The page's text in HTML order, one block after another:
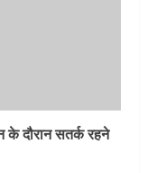
के दौरान सतर्क रहने